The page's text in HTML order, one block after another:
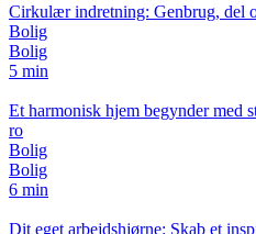
Cirkulær indretning: Genbrug, del
Bolig
Bolig
5 min
Et harmonisk hjem begynder med
ro
Bolig
Bolig
6 min
Dit eget arbejdshjørne: Skab et